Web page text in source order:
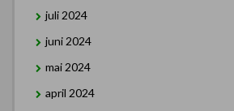
juli 2024
juni 2024
mai 2024
april 2024